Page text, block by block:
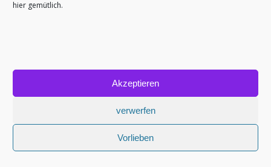
hier gemütlich.
Akzeptieren
verwerfen
Vorlieben
WP Royal. Impressum